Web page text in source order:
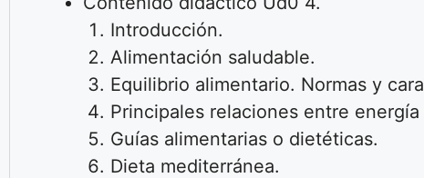
Introducción.
Alimentación saludable.
Equilibrio alimentario. Normas y
Principales relaciones entre
Guías alimentarias o dietéticas.
Dieta mediterránea.